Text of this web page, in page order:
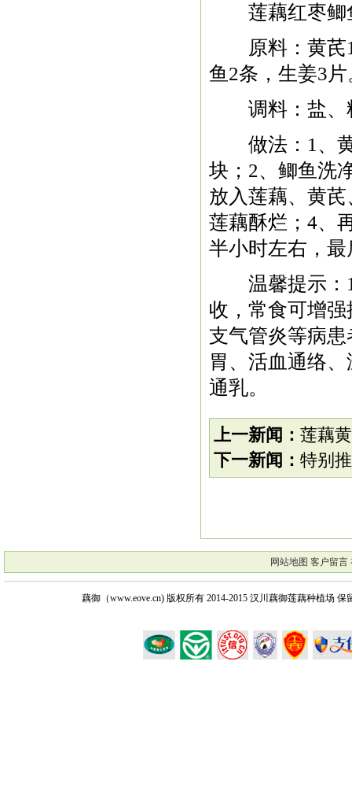
莲藕红枣鲫
原料：黄芪
鱼2条，生姜3片
调料：盐、
做法：1、黄
块；2、鲫鱼洗
放入莲藕、黄
莲藕酥烂；4、
半小时左右，
温馨提示：1
收，常食可增
支气管炎等病
胃、活血通络
通乳。
上一新闻： 莲藕
下一新闻： 特别
网站地图 客户留言
藕御（www.eove.cn) 版权所有2014-2015 汉川藕御莲藕种植场 保